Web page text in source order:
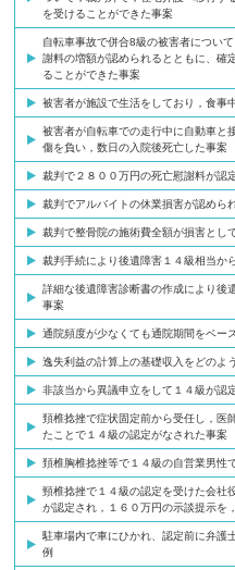
を受けることができた事案
自転車事故で併合8級の被害者につい
謝料の増額が認められるとともに、確
ることができた事案
被害者が施設で生活をしており，食事
被害者が自転車での走行中に自動車と
傷を負い，数日の入院後死亡した事案
裁判で２８００万円の死亡慰謝料が認
裁判でアルバイトの休業損害が認めら
裁判で整骨院の施術費全額が損害とし
裁判手続により後遺障害１４級相当か
詳細な後遺障害診断書の作成により後
事案
通院頻度が少なくても通院期間をベー
逸失利益の計算上の基礎収入をどのよ
非該当から異議申立をして１４級が認
頚椎捻挫で症状固定前から受任し，医
たことで１４級の認定がなされた事案
頚椎胸椎捻挫等で１４級の自営業男性
頸椎捻挫で１４級の認定を受けた会社
が認定され，１６０万円の示談提示を
駐車場内で車にひかれ、認定前に弁護
例